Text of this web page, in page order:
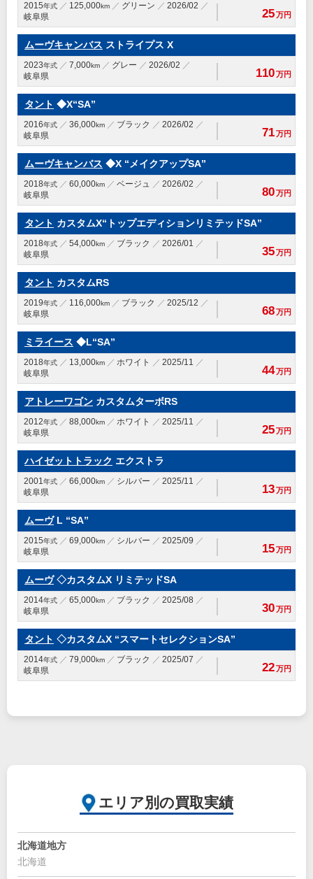
2015年式 125,000km グリーン
2026/02
岐阜県
25万円
ムーヴキャンバス ストライプス X
2023年式 7,000km グレー
2026/02
岐阜県
110万円
タント ◆X“SA”
2016年式 36,000km ブラック
2026/02
岐阜県
71万円
ムーヴキャンバス ◆X “メイクアップSA”
2018年式 60,000km ベージュ
2026/02
岐阜県
80万円
タント カスタムX“トップエディションリミテッドSA”
2018年式 54,000km ブラック
2026/01
岐阜県
35万円
タント カスタムRS
2019年式 116,000km ブラック
2025/12
岐阜県
68万円
ミライース ◆L“SA”
2018年式 13,000km ホワイト
2025/11
岐阜県
44万円
アトレーワゴン カスタムターボRS
2012年式 88,000km ホワイト
2025/11
岐阜県
25万円
ハイゼットトラック エクストラ
2001年式 66,000km シルバー
2025/11
岐阜県
13万円
ムーヴL “SA”
2015年式 69,000km シルバー
2025/09
岐阜県
15万円
ムーヴ◇カスタムX リミテッドSA
2014年式 65,000km ブラック
2025/08
岐阜県
30万円
タント ◇カスタムX “スマートセレクションSA”
2014年式 79,000km ブラック
2025/07
岐阜県
22万円
エリア別の買取実績
北海道地方
北海道